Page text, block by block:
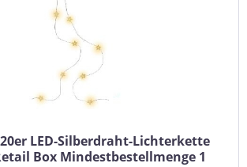
LED-Silberdraht-Lichterkette
Box Mindestbestellmenge 1